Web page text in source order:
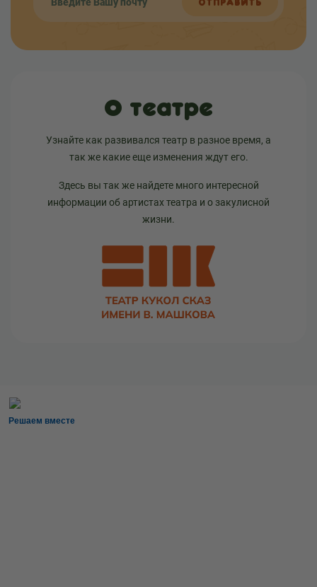
О театре
Узнайте как развивался театр в разное время, а
так же какие еще изменения ждут его.
Здесь вы так же найдете много интересной
информации об артистах театра и о закулисной
жизни.
Решаем вместе